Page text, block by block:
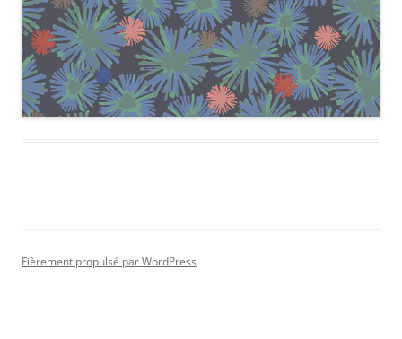
Fièrement propulsé par WordPress